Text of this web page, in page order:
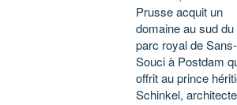
Prusse acquit un
domaine au sud du
parc royal de Sans-
Souci à Postdam
offrit au prince
Schinkel, architecte